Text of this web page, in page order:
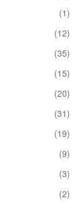
(1)
(12)
(35)
(15)
(20)
(31)
(19)
(9)
(3)
(2)